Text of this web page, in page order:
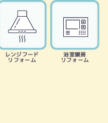
レンジフード
リフォーム
浴室暖房
リフォーム